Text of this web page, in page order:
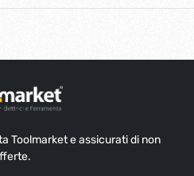
Toolmarket e assicurati di non